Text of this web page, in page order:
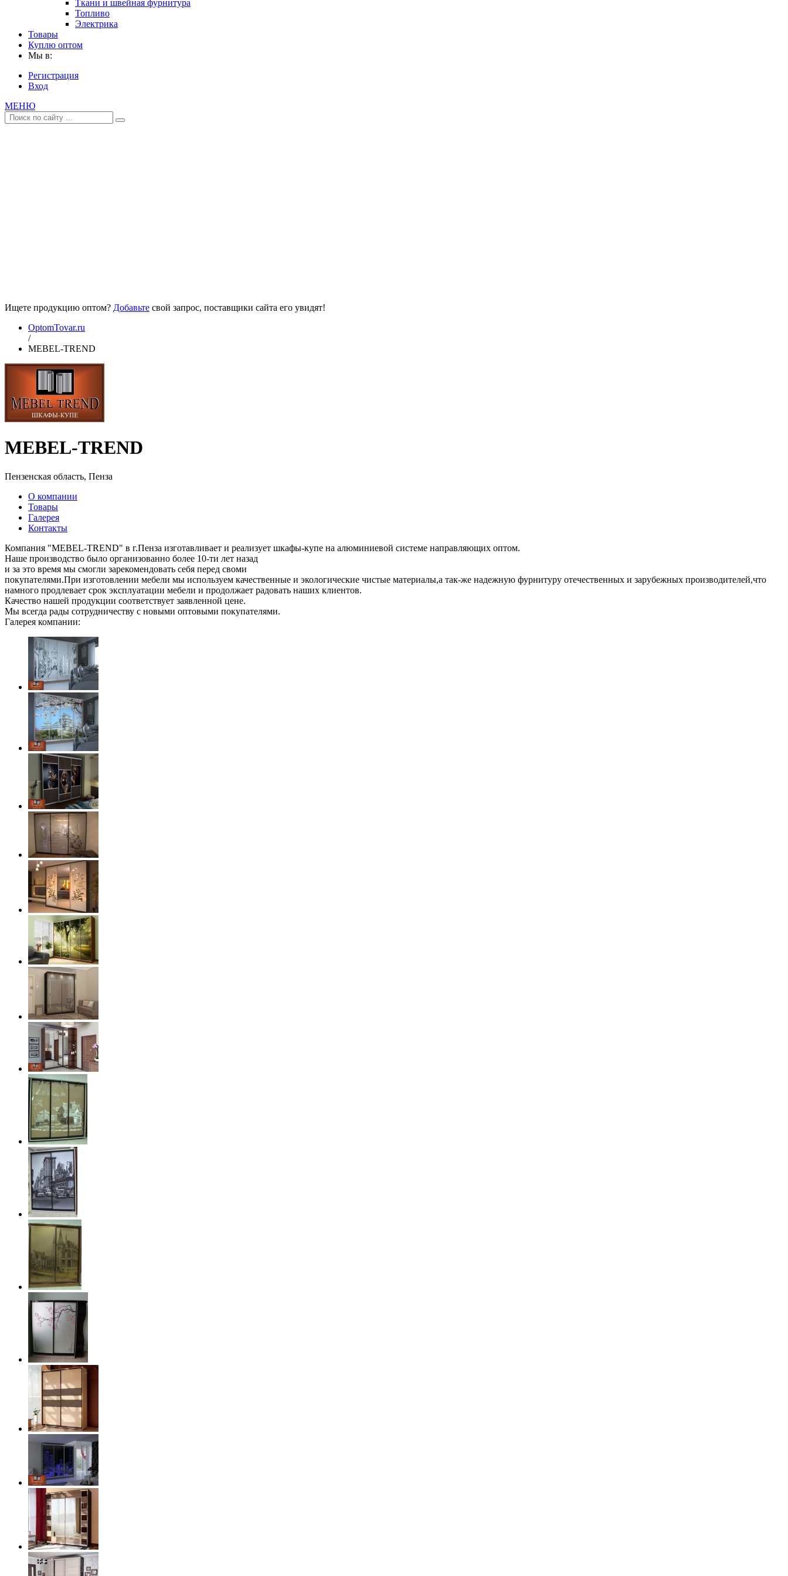
Ткани и швейная фурнитура
Топливо
Электрика
Товары
Куплю оптом
Мы в:
Регистрация
Вход
МЕНЮ
Ищете продукцию оптом? Добавьте свой запрос, поставщики сайта его увидят!
OptomTovar.ru
/
MEBEL-TREND
MEBEL-TREND
Пензенская область, Пенза
О компании
Товары
Галерея
Контакты
Компания "MEBEL-TREND" в г.Пенза изготавливает и реализует шкафы-купе на алюминиевой системе направляющих оптом.
Наше производство было организованно более 10-ти лет назад
и за это время мы смогли зарекомендовать себя перед своми
покупателями.При изготовлении мебели мы используем качественные и экологические чистые материалы,а так-же надежную фурнитуру отечественных и зарубежных производителей,что
намного продлевает срок эксплуатации мебели и продолжает радовать наших клиентов.
Качество нашей продукции соответствует заявленной цене.
Мы всегда рады сотрудничеству с новыми оптовыми покупателями.
Галерея компании: